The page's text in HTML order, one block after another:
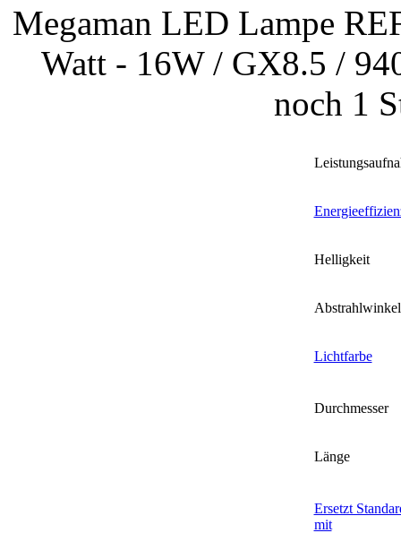
Megaman LED Lampe
Watt - 16W / GX8.5 /
noch 1
Helligkeit
Abstrahlwinkel
Lichtfarbe
Durchmesser
Länge
Ersetzt
mit